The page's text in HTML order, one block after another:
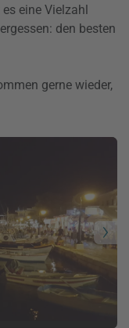
eine Vielzahl
den besten
gerne wieder,